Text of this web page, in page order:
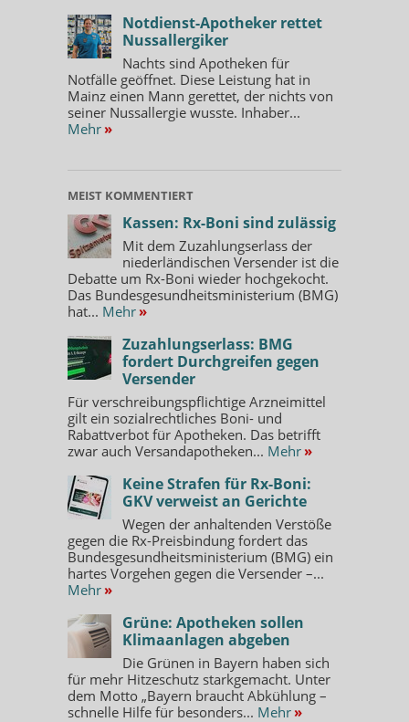
Notdienst-Apotheker rettet
Nussallergiker
Nachts sind Apotheken für
Notfälle geöffnet. Diese Leistung hat in
Mainz einen Mann gerettet, der nichts von
seiner Nussallergie wusste. Inhaber...
Mehr »
MEIST KOMMENTIERT
Kassen: Rx-Boni sind zulässig
Mit dem Zuzahlungserlass der
niederländischen Versender ist die
Debatte um Rx-Boni wieder hochgekocht.
Das Bundesgesundheitsministerium (BMG)
hat... Mehr »
Zuzahlungserlass: BMG
fordert Durchgreifen gegen
Versender
Für verschreibungspflichtige Arzneimittel
gilt ein sozialrechtliches Boni- und
Rabattverbot für Apotheken. Das betrifft
zwar auch Versandapotheken... Mehr »
Keine Strafen für Rx-Boni:
GKV verweist an Gerichte
Wegen der anhaltenden Verstöße
gegen die Rx-Preisbindung fordert das
Bundesgesundheitsministerium (BMG) ein
hartes Vorgehen gegen die Versender –...
Mehr »
Grüne: Apotheken sollen
Klimaanlagen abgeben
Die Grünen in Bayern haben sich
für mehr Hitzeschutz starkgemacht. Unter
dem Motto „Bayern braucht Abkühlung –
schnelle Hilfe für besonders... Mehr »